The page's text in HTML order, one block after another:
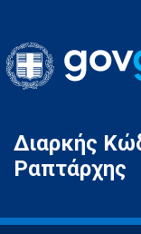
Gov.gr
Διαρκής
Ραπτάρχης